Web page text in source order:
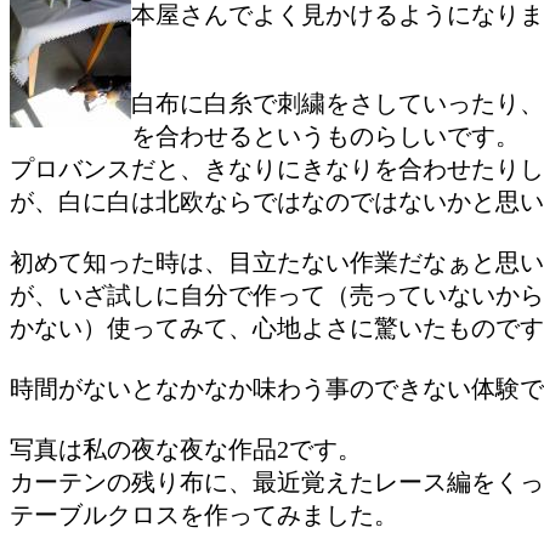
本屋さんでよく見かけるようになり
白布に白糸で刺繍をさしていったり
を合わせるというものらしいです。
プロバンスだと、きなりにきなりを合わせたり
が、白に白は北欧ならではなのではないかと思
初めて知った時は、目立たない作業だなぁと思
が、いざ試しに自分で作って（売っていないか
かない）使ってみて、心地よさに驚いたもので
時間がないとなかなか味わう事のできない体験
写真は私の夜な夜な作品2です。
カーテンの残り布に、最近覚えたレース編をく
テーブルクロスを作ってみました。